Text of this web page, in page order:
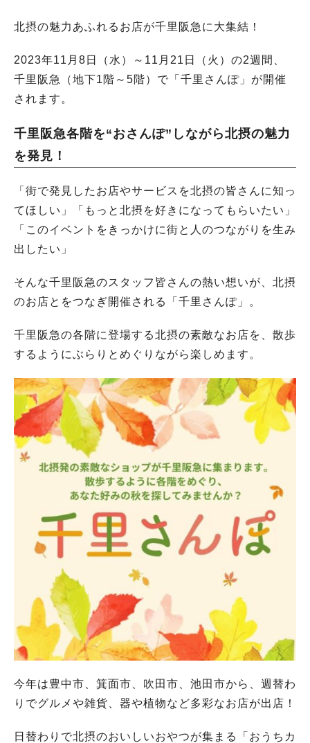
北摂の魅力あふれるお店が千里阪急に大集結！
2023年11月8日（水）～11月21日（火）の2週間、
千里阪急（地下1階～5階）で「千里さんぽ」が開催
されます。
千里阪急各階を“おさんぽ”しながら北摂の魅力
を発見！
「街で発見したお店やサービスを北摂の皆さんに知っ
てほしい」「もっと北摂を好きになってもらいたい」
「このイベントをきっかけに街と人のつながりを生み
出したい」
そんな千里阪急のスタッフ皆さんの熱い想いが、北摂
のお店とをつなぎ開催される「千里さんぽ」。
千里阪急の各階に登場する北摂の素敵なお店を、散歩
するようにぶらりとめぐりながら楽しめます。
今年は豊中市、箕面市、吹田市、池田市から、週替わ
りでグルメや雑貨、器や植物など多彩なお店が出店！
日替わりで北摂のおいしいおやつが集まる「おうちカ